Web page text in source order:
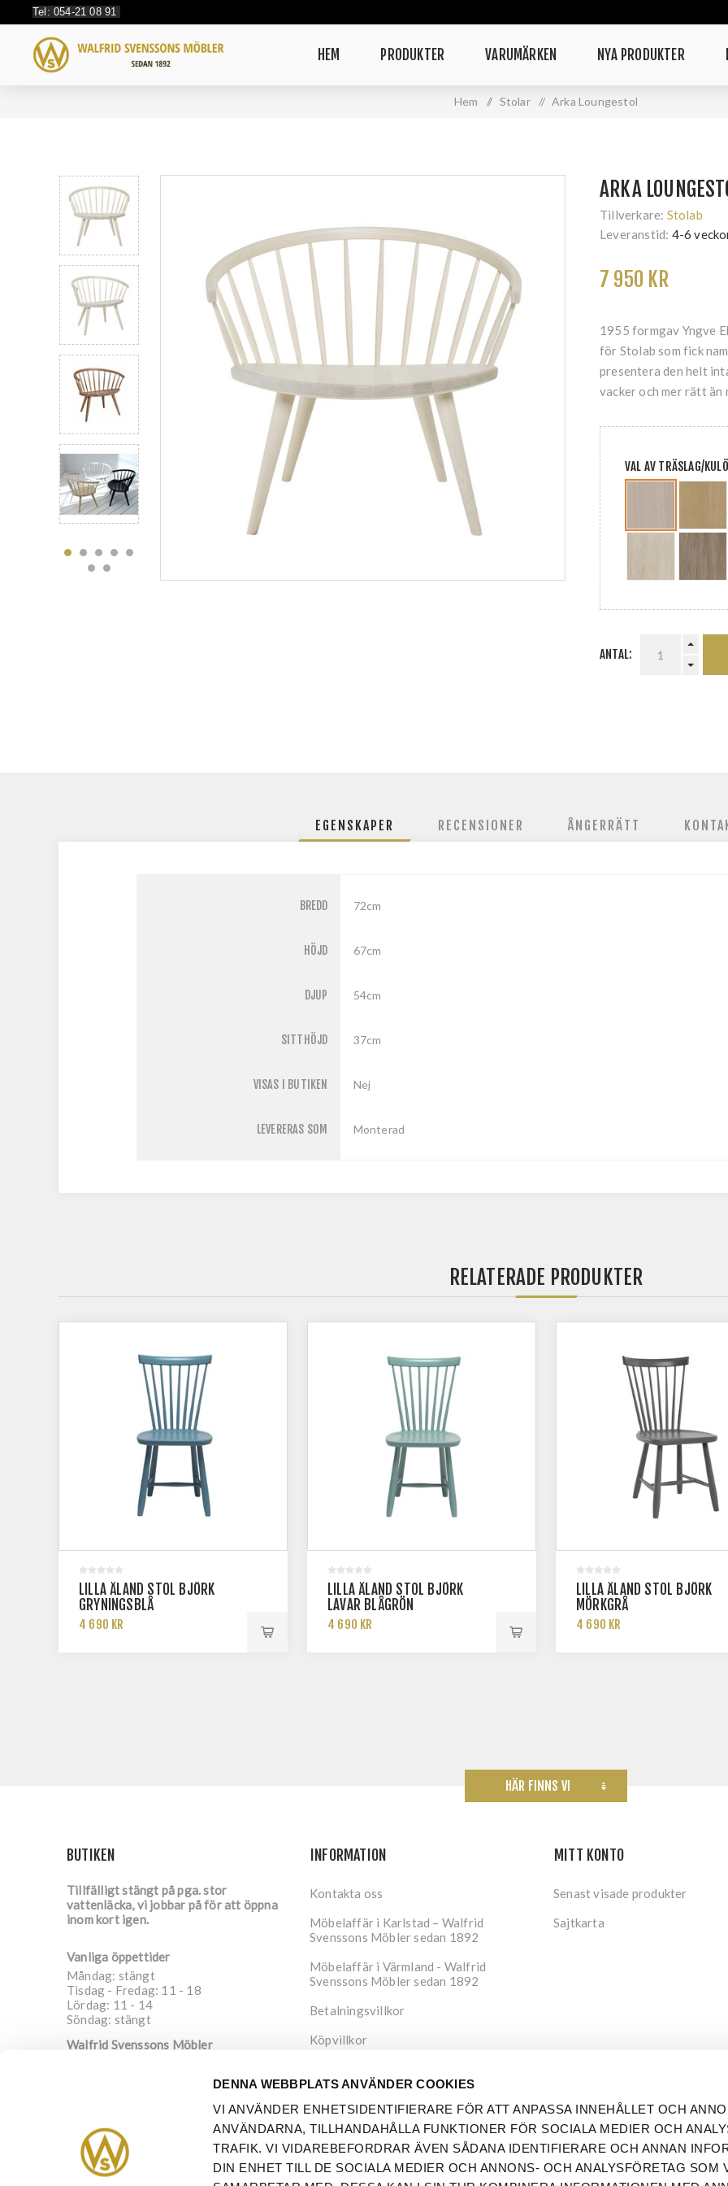
DENNA WEBBPLATS ANVÄNDER COOKIES
VI ANVÄNDER ENHETSIDENTIFIERARE FÖR ATT ANPASSA INNEHÅLLET OCH
ANVÄNDARNA, TILLHANDAHÅLLA FUNKTIONER FÖR SOCIALA MEDIER OCH
TRAFIK. VI VIDAREBEFORDRAR ÄVEN SÅDANA IDENTIFIERARE OCH ANNAN
DIN ENHET TILL DE SOCIALA MEDIER OCH ANNONS- OCH ANALYSFÖRETAG SOM
Tel: 054-21 08 91
HEM PRODUKTER VARUMÄRKEN NYA PRODUKTER
Hem / Stolar / Arka Loungestol
ARKA
Tillverkare: Stolab
Leveranstid: 4-6
7 950 KR
1955 formgav Yngve
för Stolab som fick
presentera den helt
vacker och mer rätt än
VAL AV TRÄSLAG/
ANTAL:
EGENSKAPER RECENSIONER ÅNGERRÄTT
BREDD 72cm
HÖJD 67cm
DJUP 54cm
SITTHÖJD 37cm
VISAS I BUTIKEN Nej
LEVERERAS SOM Monterad
RELATERADE PRODUKTER
LILLA ÅLAND STOL BJÖRK
GRYNINGSBLÅ
4 690 KR
LILLA ÅLAND STOL BJÖRK
LAVAR BLÅGRÖN
4 690 KR
LILLA ÅLAND STOL BJÖRK
MÖRKGRÅ
4 690 KR
HÄR FINNS VI
BUTIKEN
Tillfälligt stängt på pga. stor
vattenläcka, vi jobbar på för att öppna
inom kort igen.
Vanliga öppettider
Måndag: stängt
Tisdag - Fredag: 11 - 18
Lördag: 11 - 14
Söndag: stängt
Walfrid Svenssons Möbler
054-21 08 91
INFORMATION
Kontakta oss
Möbelaffär i Karlstad – Walfrid
Svenssons Möbler sedan 1892
Möbelaffär i Värmland - Walfrid
Svenssons Möbler sedan 1892
Betalningsvillkor
Köpvillkor
MITT KONTO
Senast visade produkter
Sajtkarta